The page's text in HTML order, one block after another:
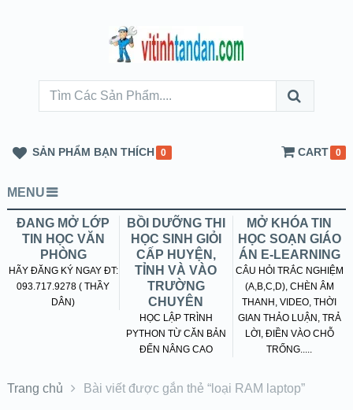
SẢN PHẨM BẠN THÍCH 0 CART 0
MENU
ĐANG MỞ LỚP
TIN HỌC VĂN
PHÒNG
HÃY ĐĂNG KÝ NGAY ĐT:
093.717.9278 ( THẦY
DÂN)
BỒI DƯỠNG THI
HỌC SINH GIỎI
CẤP HUYỆN,
TỈNH VÀ VÀO
TRƯỜNG
CHUYÊN
HỌC LẬP TRÌNH
PYTHON TỪ CĂN BẢN
ĐẾN NÂNG CAO
MỞ KHÓA TIN
HỌC SOẠN GIÁO
ÁN E-LEARNING
CÂU HỎI TRẮC NGHIỆM
(A,B,C,D), CHÈN ÂM
THANH, VIDEO, THỜI
GIAN THẢO LUẬN, TRẢ
LỜI, ĐIỀN VÀO CHỖ
TRỐNG.....
Trang chủ Bài viết được gắn thẻ “loại RAM laptop”